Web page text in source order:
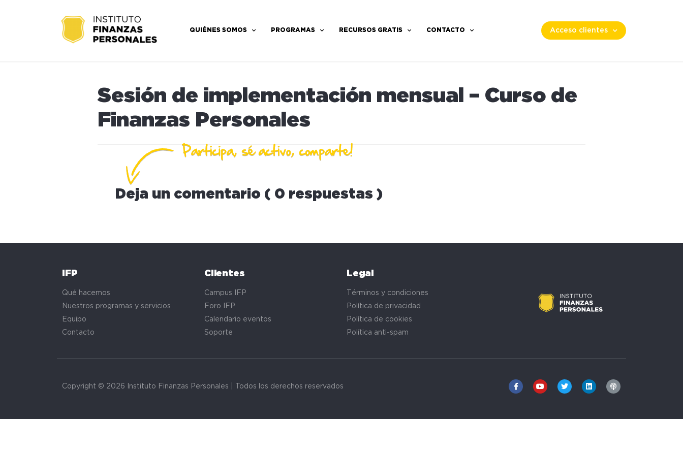
QUIÉNES SOMOS PROGRAMAS RECURSOS GRATIS CONTACTO Acceso clientes
Sesión de implementación mensual – Curso de
Finanzas Personales
Deja un comentario ( 0 respuestas )
IFP
Qué hacemos
Nuestros programas y servicios
Equipo
Contacto
Clientes
Campus IFP
Foro IFP
Calendario eventos
Soporte
Legal
Términos y condiciones
Política de privacidad
Política de cookies
Política anti-spam
Copyright © 2026 Instituto Finanzas Personales | Todos los derechos reservados